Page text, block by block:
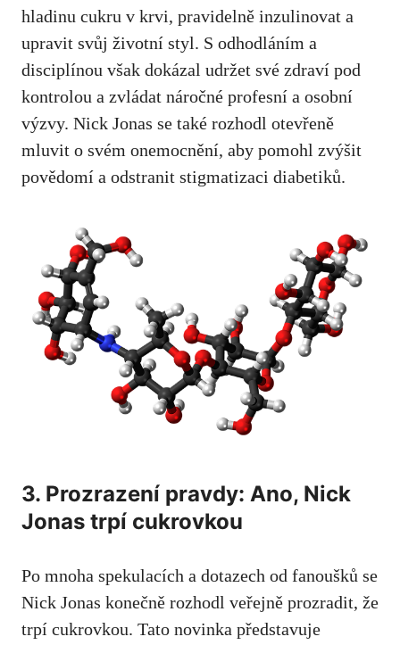
hladinu cukru v‍ krvi, pravidelně inzulinovat a
upravit svůj životní⁢ styl.​ S‍ odhodláním a
disciplínou však dokázal⁤ udržet své zdraví pod
kontrolou ⁢a ‌zvládat náročné⁣ profesní a osobní
výzvy. Nick ⁣Jonas se také⁣ rozhodl‍ otevřeně
mluvit⁣ o svém onemocnění, aby pomohl zvýšit
povědomí⁢ a odstranit stigmatizaci diabetiků.
3. Prozrazení ‌pravdy: Ano, Nick
Jonas trpí cukrovkou
Po⁣ mnoha spekulacích ‌a dotazech od fanoušků se
Nick Jonas konečně rozhodl veřejně prozradit, že
trpí cukrovkou. Tato novinka ⁤představuje